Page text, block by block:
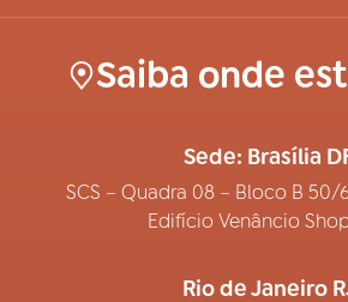
Saiba onde
Sede: Brasília
SCS – Quadra 08 – Bloco B 50/
Edifício Venâncio
Rio de Janeiro